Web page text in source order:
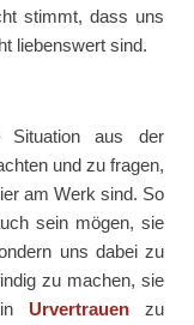
stimmt, dass uns
liebenswert sind.
aus der
und zu fragen,
am Werk sind. So
sein mögen, sie
uns dabei zu
zu machen, sie
Urvertrauen zu